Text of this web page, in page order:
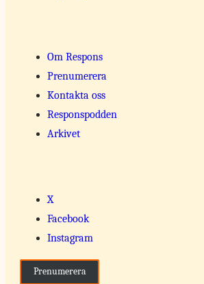
Om Respons
Prenumerera
Kontakta oss
Responspodden
Arkivet
X
Facebook
Instagram
Prenumerera